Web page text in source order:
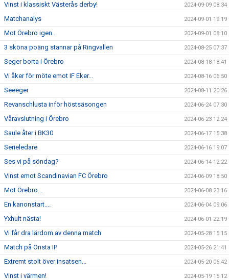
Vinst i klassiskt Västerås derby! 2024-09-09 08:34
Matchanalys 2024-09-01 19:19
Mot Örebro igen... 2024-09-01 08:10
3 sköna poäng stannar på Ringvallen 2024-08-25 07:37
Seger borta i Örebro 2024-08-18 18:41
Vi åker för möte emot IF Eker... 2024-08-16 06:50
Seeeger 2024-08-11 20:26
Revanschlusta inför höstsäsongen 2024-06-24 07:30
Våravslutning i Örebro 2024-06-23 12:24
Saule åter i BK30 2024-06-17 15:38
Serieledare 2024-06-16 19:07
Ses vi på söndag? 2024-06-14 12:22
Vinst emot Scandinavian FC Örebro 2024-06-09 18:50
Mot Örebro... 2024-06-08 23:16
En kanonstart.... 2024-06-04 09:06
Yxhult nästa! 2024-06-01 22:19
Vi får dra lärdom av denna match 2024-05-28 15:15
Match på Önsta IP 2024-05-26 21:41
Extremt stolt över insatsen... 2024-05-20 06:42
Vinst i värmen! 2024-05-19 15:12